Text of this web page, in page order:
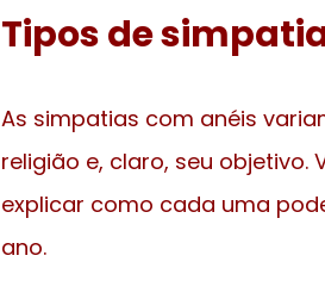
Tipos de
As simpatias com anéis
religião e, claro, seu
explicar como cada uma
ano.